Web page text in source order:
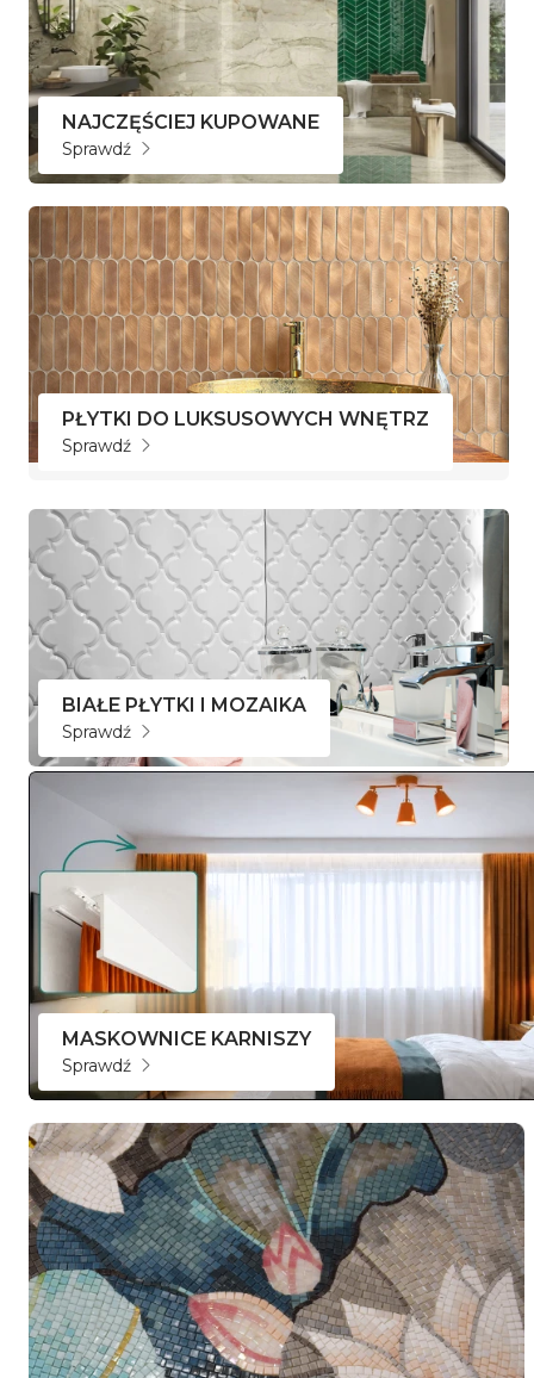
NAJCZĘŚCIEJ KUPOWANE
Sprawdź
PŁYTKI DO LUKSUSOWYCH WNĘTRZ
Sprawdź
BIAŁE PŁYTKI I MOZAIKA
Sprawdź
MASKOWNICE KARNISZY
Sprawdź